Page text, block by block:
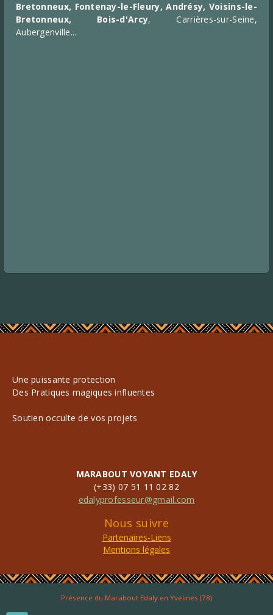
Bretonneux, Fontenay-le-Fleury, Andrésy, Voisins-le-
Bretonneux, Bois-d'Arcy, Carrières-sur-Seine,
Aubergenville...
Une puissante protection
Des Pratiques magiques influentes
Soutien occulte de vos projets
MARABOUT VOYANT EDALY
(+33) 07 51 11 02 82
edalyprofesseur@gmail.com
Nous suivre
Partenaires-Liens
Mentions légales
Présence du Marabout Edaly en Yvelines (78)